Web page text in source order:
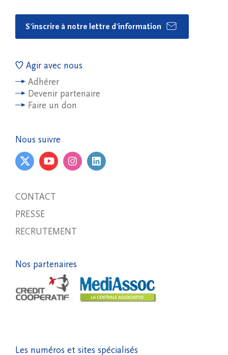
S'inscrire à notre lettre d'information
Agir avec nous
Adhérer
Devenir partenaire
Faire un don
Nous suivre
CONTACT
PRESSE
RECRUTEMENT
Nos partenaires
Les numéros et sites spécialisés